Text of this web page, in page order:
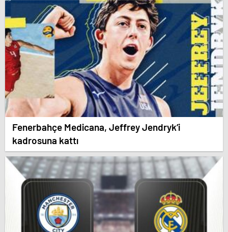
Fenerbahçe Medicana, Jeffrey Jendryk’i
kadrosuna kattı